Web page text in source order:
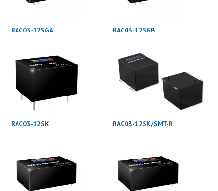
RAC03-12SGA RAC03-12SGB
RAC03-12SK RAC03-12SK/SMT-R